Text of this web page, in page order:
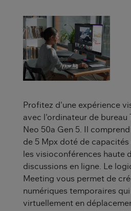
Profitez d'une expérience
avec l'ordinateur de bureau
Neo 50a Gen 5. Il
de 5 Mpx doté de
les visioconférences haute
discussions en ligne. Le
Meeting vous permet de
numériques temporaires
virtuellement en